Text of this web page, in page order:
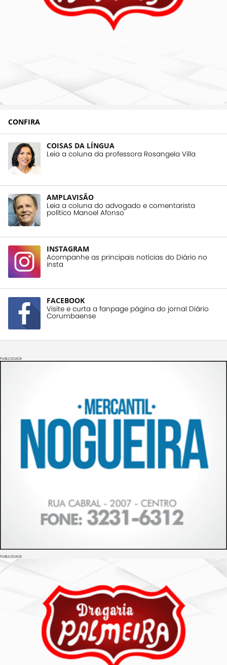
CONFIRA
COISAS DA LÍNGUA
Leia a coluna da professora Rosangela Villa
AMPLAVISÃO
Leia a coluna do advogado e comentarista
político Manoel Afonso
INSTAGRAM
Acompanhe as principais notícias do Diário no
insta
FACEBOOK
Visite e curta a fanpage página do jornal Diário
Corumbaense
PUBLICIDADE
PUBLICIDADE